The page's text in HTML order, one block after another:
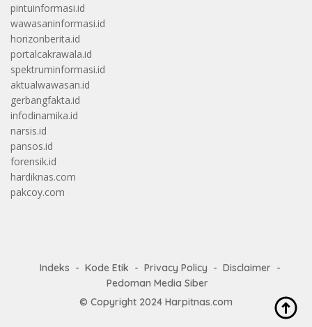
pintuinformasi.id
wawasaninformasi.id
horizonberita.id
portalcakrawala.id
spektruminformasi.id
aktualwawasan.id
gerbangfakta.id
infodinamika.id
narsis.id
pansos.id
forensik.id
hardiknas.com
pakcoy.com
Indeks Kode Etik Privacy Policy
Disclaimer
Pedoman Media Siber
© Copyright 2024 Harpitnas.com